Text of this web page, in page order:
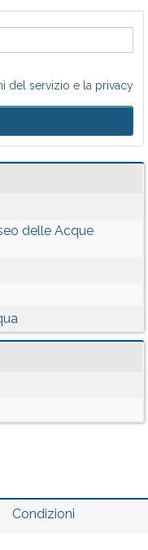
del servizio e la privacy
delle Acque
Condizioni